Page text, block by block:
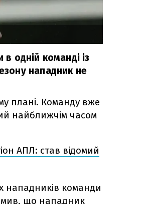
одній команді із
нападник не
плані. Команду вже
найближчім часом
АПЛ: став відомий
нападників команди
що нападник